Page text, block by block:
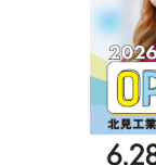
ア
入
学
大